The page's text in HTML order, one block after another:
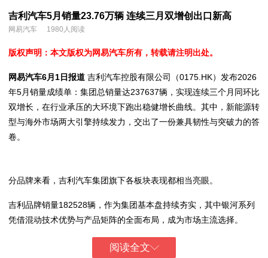
吉利汽车5月销量23.76万辆 连续三月双增创出口新高
网易汽车 1980人阅读
版权声明：本文版权为网易汽车所有，转载请注明出处。
网易汽车6月1日报道 吉利汽车控股有限公司（0175.HK）发布2026
年5月销量成绩单：集团总销量达237637辆，实现连续三个月同环比
双增长，在行业承压的大环境下跑出稳健增长曲线。其中，新能源转
型与海外市场两大引擎持续发力，交出了一份兼具韧性与突破力的答
卷。
分品牌来看，吉利汽车集团旗下各板块表现都相当亮眼。
吉利品牌销量182528辆，作为集团基本盘持续夯实，其中银河系列
凭借混动技术优势与产品矩阵的全面布局，成为市场主流选择。
阅读全文